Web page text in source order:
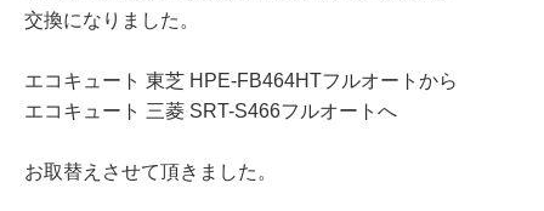
交換になりました。
エコキュート 東芝 HPE-FB464HTフルオートから
エコキュート 三菱 SRT-S466フルオートへ
お取替えさせて頂きました。